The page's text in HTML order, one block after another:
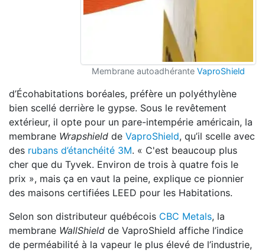
Membrane autoadhérante VaproShield
d’Écohabitations boréales, préfère un polyéthylène
bien scellé derrière le gypse. Sous le revêtement
extérieur, il opte pour un pare-intempérie américain, la
membrane Wrapshield de VaproShield, qu’il scelle avec
des rubans d’étanchéité 3M. « C'est beaucoup plus
cher que du Tyvek. Environ de trois à quatre fois le
prix », mais ça en vaut la peine, explique ce pionnier
des maisons certifiées LEED pour les Habitations.
Selon son distributeur québécois CBC Metals, la
membrane WallShield de VaproShield affiche l’indice
de perméabilité à la vapeur le plus élevé de l’industrie,